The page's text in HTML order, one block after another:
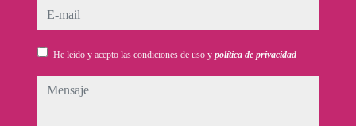
e-mail
He leído y acepto las condiciones de uso y política de privacidad
mensaje